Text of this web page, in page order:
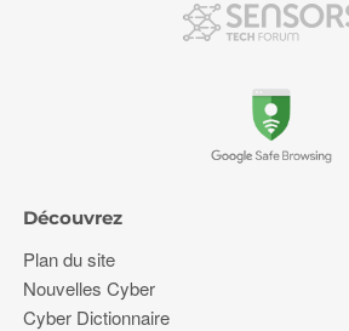
Découvrez
Plan du site
Nouvelles Cyber
Cyber Dictionnaire